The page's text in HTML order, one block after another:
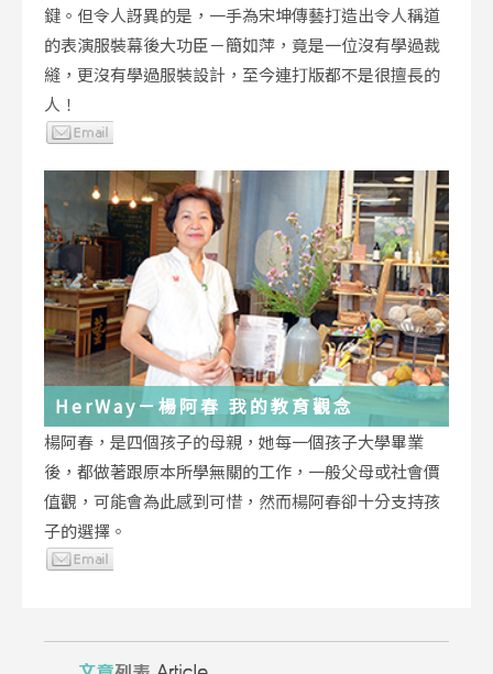
鍵。但令人訝異的是，一手為宋坤傳藝打造出令人稱道
的表演服裝幕後大功臣－簡如萍，竟是一位沒有學過裁
縫，更沒有學過服裝設計，至今連打版都不是很擅長的
人！
HerWay－楊阿春 我的教育觀念
楊阿春，是四個孩子的母親，她每一個孩子大學畢業
後，都做著跟原本所學無關的工作，一般父母或社會價
值觀，可能會為此感到可惜，然而楊阿春卻十分支持孩
子的選擇。